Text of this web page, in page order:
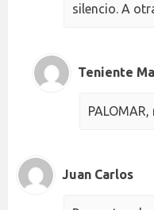
silencio. A
Teniente
Juan Carlos